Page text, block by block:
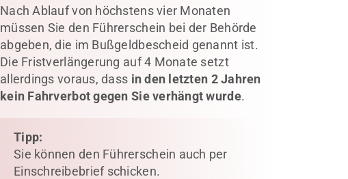
Nach Ablauf von höchstens vier Monaten
müssen Sie den Führerschein bei der Behörde
abgeben, die im Bußgeldbescheid genannt ist.
Die Fristverlängerung auf 4 Monate setzt
allerdings voraus, dass in den letzten 2 Jahren
kein Fahrverbot gegen Sie verhängt wurde.
Tipp:
Sie können den Führerschein auch per
Einschreibebrief schicken.